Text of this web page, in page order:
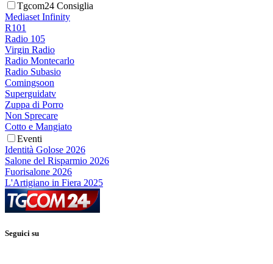
Tgcom24 Consiglia
Mediaset Infinity
R101
Radio 105
Virgin Radio
Radio Montecarlo
Radio Subasio
Comingsoon
Superguidatv
Zuppa di Porro
Non Sprecare
Cotto e Mangiato
Eventi
Identità Golose 2026
Salone del Risparmio 2026
Fuorisalone 2026
L'Artigiano in Fiera 2025
Seguici su